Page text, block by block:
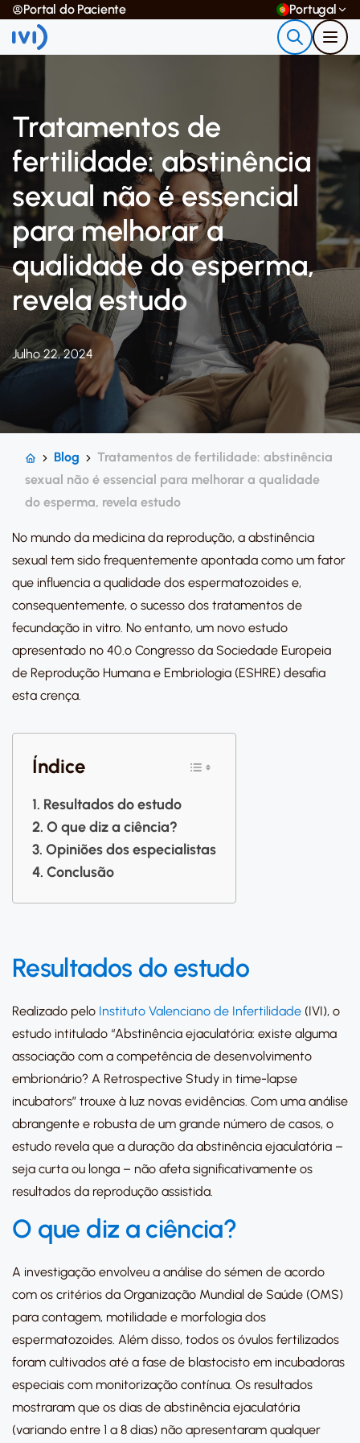
Portal do Paciente Portugal
Tratamentos de
fertilidade: abstinência
sexual não é essencial
para melhorar a
qualidade do esperma,
revela estudo
Julho 22, 2024
Blog
Tratamentos de fertilidade: abstinência
sexual não é essencial para melhorar a qualidade
do esperma, revela estudo
No mundo da medicina da reprodução, a abstinência
sexual tem sido frequentemente apontada como um fator
que influencia a qualidade dos espermatozoides e,
consequentemente, o sucesso dos tratamentos de
fecundação in vitro. No entanto, um novo estudo
apresentado no 40.º Congresso da Sociedade Europeia
de Reprodução Humana e Embriologia (ESHRE) desafia
esta crença.
Índice
Resultados do estudo
O que diz a ciência?
Opiniões dos especialistas
Conclusão
Resultados do estudo
Realizado pelo Instituto Valenciano de Infertilidade (IVI), o
estudo intitulado “Abstinência ejaculatória: existe alguma
associação com a competência de desenvolvimento
embrionário? A Retrospective Study in time-lapse
incubators” trouxe à luz novas evidências. Com uma análise
abrangente e robusta de um grande número de casos, o
estudo revela que a duração da abstinência ejaculatória –
seja curta ou longa – não afeta significativamente os
resultados da reprodução assistida.
O que diz a ciência?
A investigação envolveu a análise do sémen de acordo
com os critérios da Organização Mundial de Saúde (OMS)
para contagem, motilidade e morfologia dos
espermatozoides. Além disso, todos os óvulos fertilizados
foram cultivados até a fase de blastocisto em incubadoras
especiais com monitorização contínua. Os resultados
mostraram que os dias de abstinência ejaculatória
(variando entre 1 a 8 dias) não apresentaram qualquer